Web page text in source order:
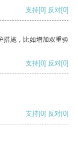
支持[0] 反对[0]
措施，比如增加双重验
支持[0] 反对[0]
支持[0] 反对[0]